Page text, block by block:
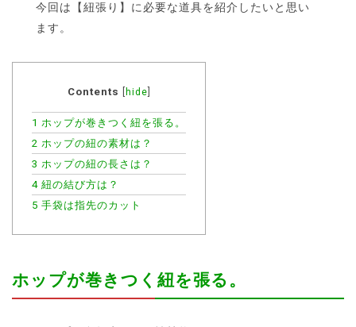
今回は【紐張り】に必要な道具を紹介したいと思い
ます。
Contents hide
1 ホップが巻きつく紐を張る。
2 ホップの紐の素材は？
3 ホップの紐の長さは？
4 紐の結び方は？
5 手袋は指先のカット
ホップが巻きつく紐を張る。